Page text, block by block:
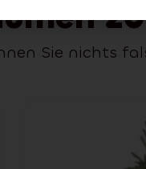
Sie nichts